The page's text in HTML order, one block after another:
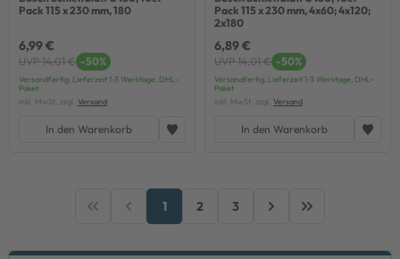
Pack 115 x 230 mm, 180
6,99 €
UVP 14,01 € -50%
Versandfertig, Lieferzeit 1-3 Werktage, DHL-
Paket
inkl. MwSt. zzgl. Versand
In den Warenkorb
Pack 115 x 230 mm, 4x60; 4x120;
2x180
6,89 €
UVP 14,01 € -50%
Versandfertig, Lieferzeit 1-3 Werktage, DHL-
Paket
inkl. MwSt. zzgl. Versand
In den Warenkorb
1 2 3